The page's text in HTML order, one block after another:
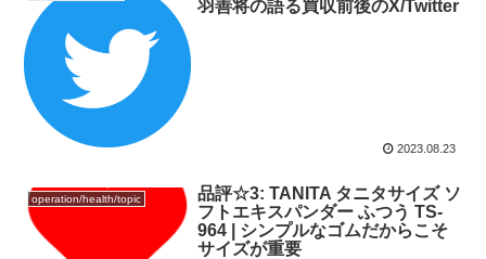
羽善将の語る買収前後のX/Twitter
2023.08.23
operation/health/topic
品評☆3: TANITA タニタサイズ ソ
フトエキスパンダー ふつう TS-
964 | シンプルなゴムだからこそ
サイズが重要